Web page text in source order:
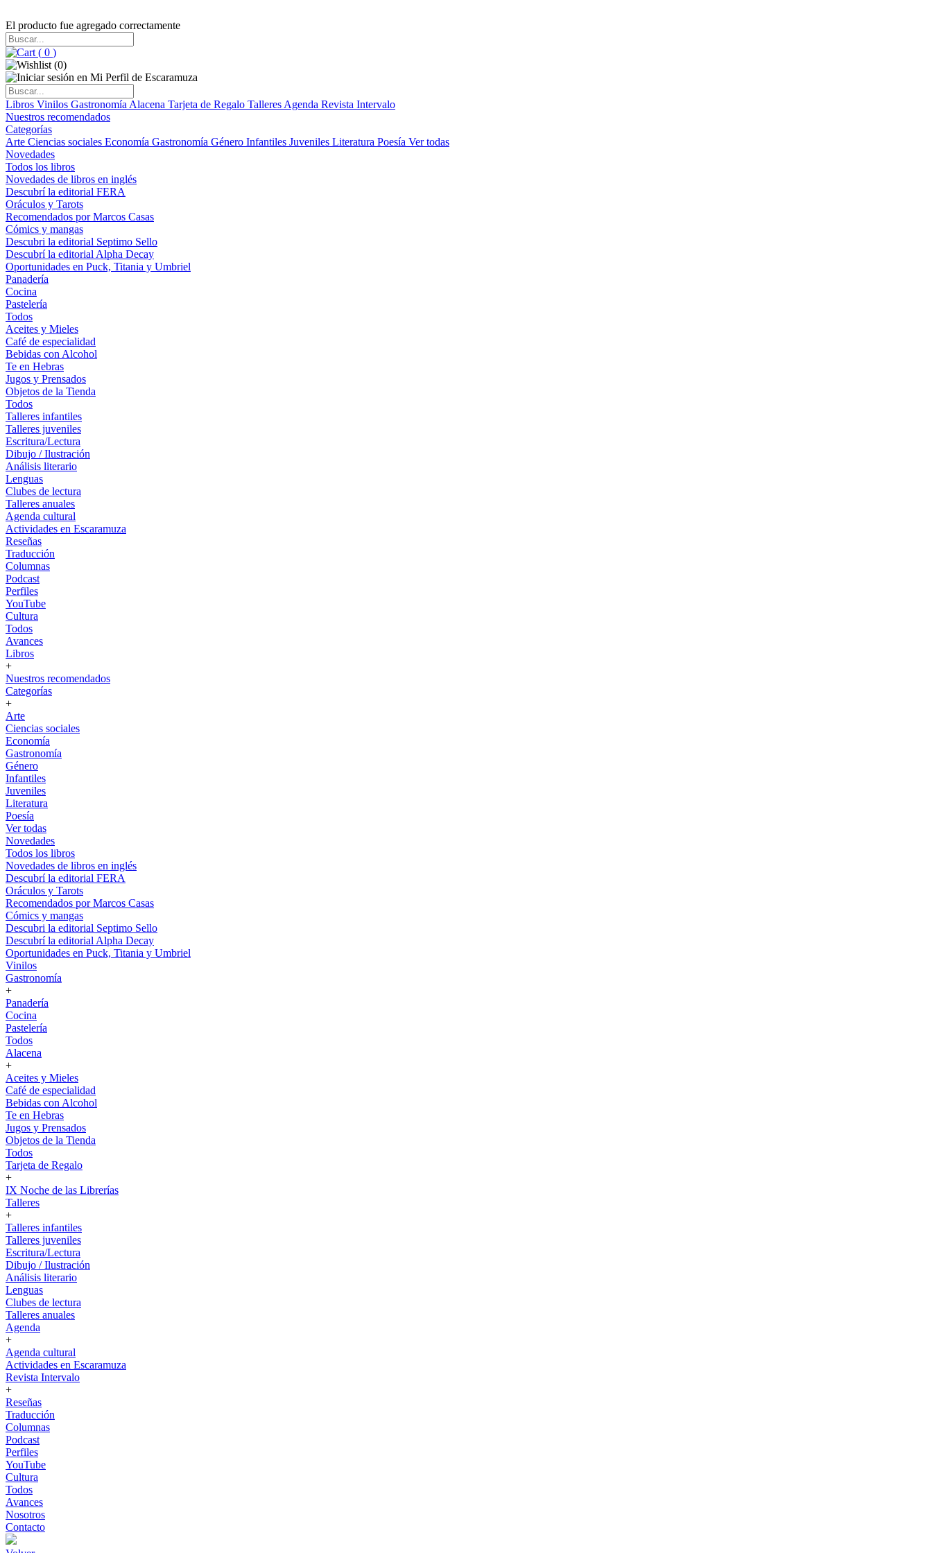
El producto fue agregado correctamente
( 0 )
(0)
Libros Vinilos Gastronomía Alacena Tarjeta de Regalo Talleres Agenda Revista Intervalo
Nuestros recomendados
Categorías
Arte Ciencias sociales Economía Gastronomía Género Infantiles Juveniles Literatura Poesía Ver todas
Novedades
Todos los libros
Novedades de libros en inglés
Descubrí la editorial FERA
Oráculos y Tarots
Recomendados por Marcos Casas
Cómics y mangas
Descubri la editorial Septimo Sello
Descubrí la editorial Alpha Decay
Oportunidades en Puck, Titania y Umbriel
Panadería
Cocina
Pastelería
Todos
Aceites y Mieles
Café de especialidad
Bebidas con Alcohol
Te en Hebras
Jugos y Prensados
Objetos de la Tienda
Todos
Talleres infantiles
Talleres juveniles
Escritura/Lectura
Dibujo / Ilustración
Análisis literario
Lenguas
Clubes de lectura
Talleres anuales
Agenda cultural
Actividades en Escaramuza
Reseñas
Traducción
Columnas
Podcast
Perfiles
YouTube
Cultura
Todos
Avances
Libros
+
Nuestros recomendados
Categorías
+
Arte
Ciencias sociales
Economía
Gastronomía
Género
Infantiles
Juveniles
Literatura
Poesía
Ver todas
Novedades
Todos los libros
Novedades de libros en inglés
Descubrí la editorial FERA
Oráculos y Tarots
Recomendados por Marcos Casas
Cómics y mangas
Descubri la editorial Septimo Sello
Descubrí la editorial Alpha Decay
Oportunidades en Puck, Titania y Umbriel
Vinilos
Gastronomía
+
Panadería
Cocina
Pastelería
Todos
Alacena
+
Aceites y Mieles
Café de especialidad
Bebidas con Alcohol
Te en Hebras
Jugos y Prensados
Objetos de la Tienda
Todos
Tarjeta de Regalo
+
IX Noche de las Librerías
Talleres
+
Talleres infantiles
Talleres juveniles
Escritura/Lectura
Dibujo / Ilustración
Análisis literario
Lenguas
Clubes de lectura
Talleres anuales
Agenda
+
Agenda cultural
Actividades en Escaramuza
Revista Intervalo
+
Reseñas
Traducción
Columnas
Podcast
Perfiles
YouTube
Cultura
Todos
Avances
Nosotros
Contacto